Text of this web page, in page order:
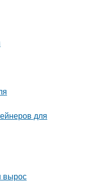
для
вырос